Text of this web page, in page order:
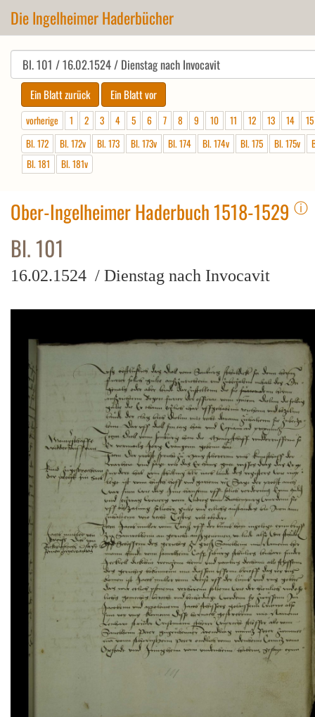
Die Ingelheimer Haderbücher
vorherige 1 2 3 4 5 6 7 8 9 10 11 12 13 14
15
Bl. 172
Bl. 172v Bl. 173 Bl. 173v Bl. 174 Bl. 174v Bl. 175 Bl. 175v
Bl. 181
Bl. 181v
Ober-Ingelheimer Haderbuch 1518-1529 ⓘ
Bl. 101
16.02.1524 / Dienstag nach Invocavit